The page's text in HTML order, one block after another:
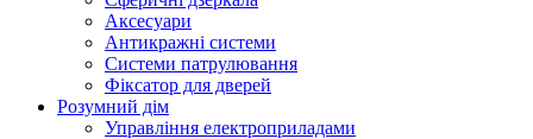
Аксесуари
Антикражні системи
Системи патрулювання
Фіксатор для дверей
Розумний дім
Управління електроприладами